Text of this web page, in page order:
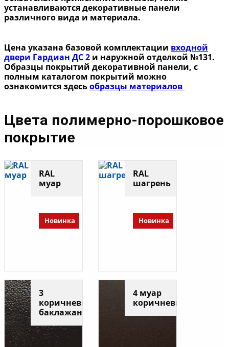
устанавливаются декоративные панели
различного вида и материала.
Цена указана базовой комплектации входной
двери Гардиан ДС 2 и наружной отделкой №131.
Образцы покрытий декоративной панели, с
полным каталогом покрытий можно
ознакомится здесьобразцы материалов
Цвета полимерно-порошковое
покрытие
RAL
муар
Новинка
RAL
шагрень
Новинка
3
коричневый
баклажан
4 муар
коричневый